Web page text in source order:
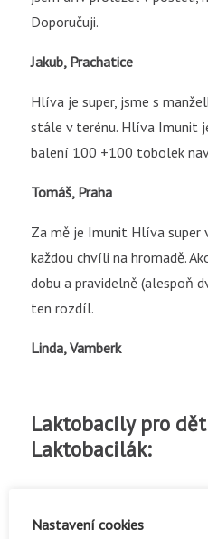
Doporučuji.
Jakub, Prachatice
Hlíva je super, jsme s
stále v terénu. Hlíva Imunit
balení 100 +100 tobolek
Tomáš, Praha
Za mě je Imunit Hlíva super
každou chvíli na hromadě.
dobu a pravidelně (alespoň
ten rozdíl.
Linda, Vamberk
Laktobacily pro
Laktobacilák:
nejen chutnají, ale i
Nastavení cookies